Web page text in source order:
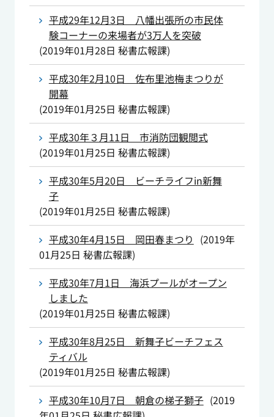
平成29年12月3日 八幡出張所の市民体
験コーナーの来場者が3万人を突破
(2019年01月28日 秘書広報課)
平成30年2月10日 佐布里池梅まつりが
開幕
(2019年01月25日 秘書広報課)
平成30年３月11日 市消防団観閲式
(2019年01月25日 秘書広報課)
平成30年5月20日 ビーチライフin新舞
子
(2019年01月25日 秘書広報課)
平成30年4月15日 岡田春まつり (2019年
01月25日 秘書広報課)
平成30年7月1日 海浜プールがオープン
しました
(2019年01月25日 秘書広報課)
平成30年8月25日 新舞子ビーチフェス
ティバル
(2019年01月25日 秘書広報課)
平成30年10月7日 朝倉の梯子獅子 (2019